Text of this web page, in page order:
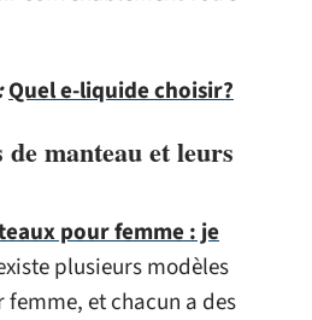
Quel e-liquide choisir?
de manteau et leurs
pour femme : je
plusieurs modèles
et chacun a des